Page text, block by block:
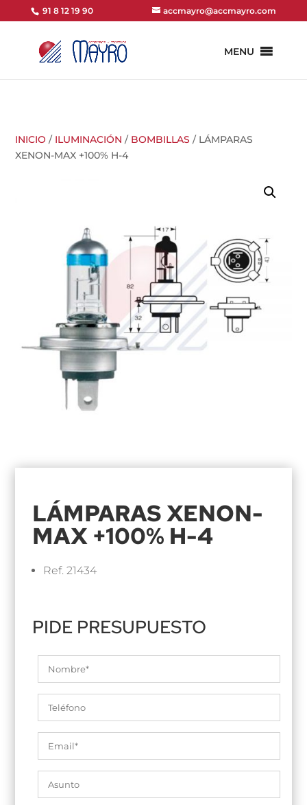
91 8 12 19 90 accmayro@accmayro.com
MENU
INICIO / ILUMINACIÓN / BOMBILLAS / LÁMPARAS
XENON-MAX +100% H-4
LÁMPARAS XENON-
MAX +100% H-4
Ref. 21434
PIDE PRESUPUESTO